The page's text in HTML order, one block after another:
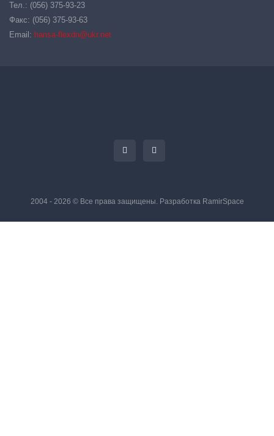
Тел.: (056) 375-93-23
Факс: (056) 375-93-63
Email: hansa-flexdn@ukr.net
2004 - 2026 © Все права защищены. Разработка RamirSpace